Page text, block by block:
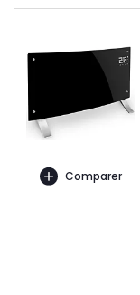
Comparer